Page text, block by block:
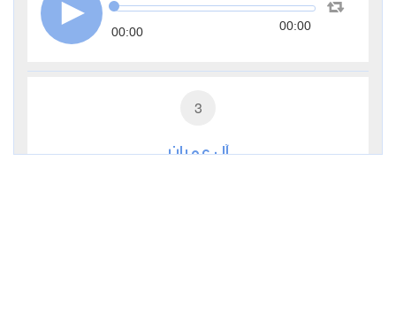
00:00 00:00
3
آل عمران